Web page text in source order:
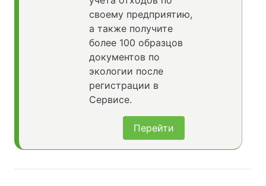
своему предприятию,
а также получите
более 100 образцов
документов по
экологии после
регистрации в
Сервисе.
Перейти